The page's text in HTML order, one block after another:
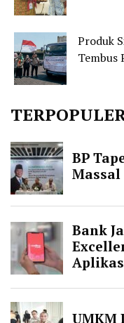
Produk
Tembus